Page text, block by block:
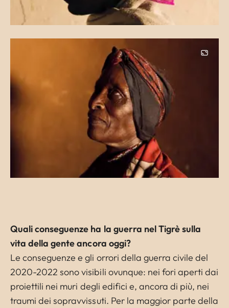
Quali conseguenze ha la guerra nel Tigrè sulla
vita della gente ancora oggi?
Le conseguenze e gli orrori della guerra civile del
2020-2022 sono visibili ovunque: nei fori aperti dai
proiettili nei muri degli edifici e, ancora di più, nei
traumi dei sopravvissuti. Per la maggior parte della